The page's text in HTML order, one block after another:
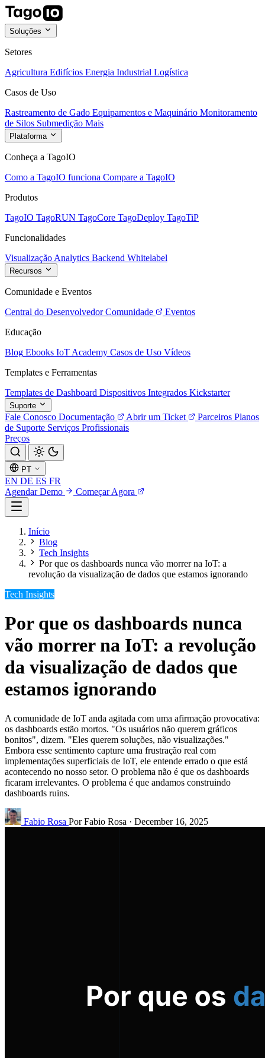
Soluções
Setores
Agricultura Edifícios Energia Industrial Logística
Casos de Uso
Rastreamento de Gado Equipamentos e Maquinário Monitoramento
de Silos Submedição Mais
Plataforma
Conheça a TagoIO
Como a TagoIO funciona Compare a TagoIO
Produtos
TagoIO TagoRUN TagoCore TagoDeploy TagoTiP
Funcionalidades
Visualização Analytics Backend Whitelabel
Recursos
Comunidade e Eventos
Central do Desenvolvedor Comunidade
Eventos
Educação
Blog Ebooks IoT Academy Casos de Uso Vídeos
Templates e Ferramentas
Templates de Dashboard Dispositivos Integrados Kickstarter
Suporte
Fale Conosco Documentação Abrir um Ticket Parceiros Planos
de Suporte Serviços Profissionais
Preços
PT
EN DE ES FR
Agendar Demo
Começar Agora
Início
Blog
Tech Insights
Por que os dashboards nunca vão morrer na IoT: a
revolução da visualização de dados que estamos ignorando
Tech Insights
Por que os dashboards nunca
vão morrer na IoT: a revolução
da visualização de dados que
estamos ignorando
A comunidade de IoT anda agitada com uma afirmação provocativa:
os dashboards estão mortos. "Os usuários não querem gráficos
bonitos", dizem. "Eles querem soluções, não visualizações."
Embora esse sentimento capture uma frustração real com
implementações superficiais de IoT, ele entende errado o que está
acontecendo no nosso setor. O problema não é que os dashboards
ficaram irrelevantes. O problema é que andamos construindo
dashboards ruins.
Fabio Rosa Por Fabio Rosa · December 16, 2025